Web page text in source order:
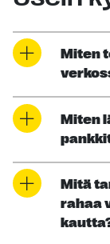
Miten
Miten
Mitä
rahaa